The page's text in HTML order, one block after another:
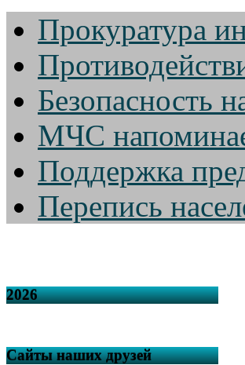
Прокуратура
Безопасность
МЧС
Поддержка
Перепись
2026
Сайты наших друзей